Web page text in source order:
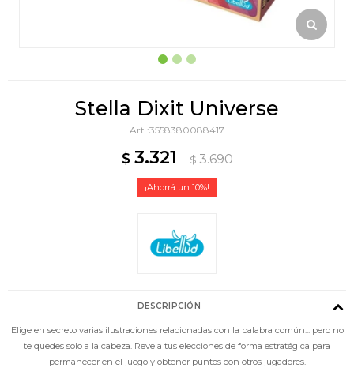
Stella Dixit Universe
3558380088417
$ 3.321 $ 3.690
10
DESCRIPCIÓN
Elige en secreto varias ilustraciones relacionadas con la palabra común... pero no
te quedes solo a la cabeza. Revela tus elecciones de forma estratégica para
permanecer en el juego y obtener puntos con otros jugadores.